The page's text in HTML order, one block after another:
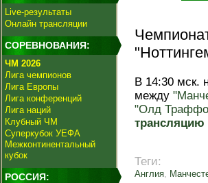
Live-результаты
Онлайн трансляции
СОРЕВНОВАНИЯ:
ЧМ 2026
Лига чемпионов
Лига Европы
Лига конференций
Лига наций
Клубный ЧМ
Суперкубок УЕФА
Межконтинентальный
кубок
РОССИЯ:
В 14:30 мск.
между
"Олд
трансляцию
Теги:
Англия,